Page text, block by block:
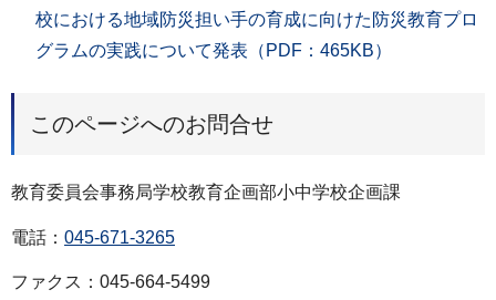
校における地域防災担い手の育成に向けた防災教育プロ
グラムの実践について発表（PDF：465KB）
このページへのお問合せ
教育委員会事務局学校教育企画部小中学校企画課
電話： 045-671-3265
ファクス：045-664-5499